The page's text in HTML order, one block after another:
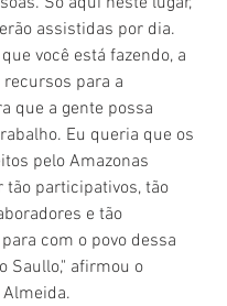
assistidas por dia.
você está fazendo, a
para a
que a gente possa
Eu queria que os
pelo Amazonas
tão participativos, tão
e tão
com o povo dessa
Saullo," afirmou o